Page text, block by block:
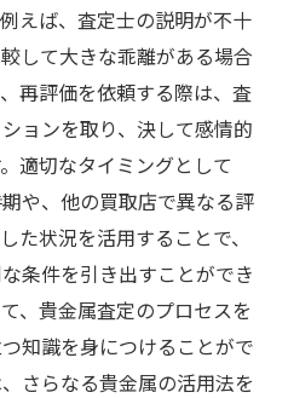
えば、査定士の説明が不十
して大きな乖離がある場合
再評価を依頼する際は、査
ョンを取り、決して感情的
適切なタイミングとして
や、他の買取店で異なる評
た状況を活用することで、
条件を引き出すことができ
、貴金属査定のプロセスを
知識を身につけることがで
さらなる貴金属の活用法を